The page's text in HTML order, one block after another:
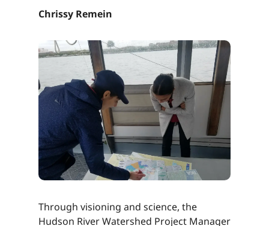
Chrissy Remein​​​​‌ ‍ ​‍​‍‌‍ ‌ ​‍‌‍‍‌‌‍‌ ‌‍‍‌‌‍ ‍​‍​‍​ ‍‍​‍​‍‌ ​ ‌‍​‌‌‍ ‍‌‍‍‌‌ ‌​‌ ‍‌​‍ ‍‌‍‍‌‌‍ ​‍​‍​‍ ​​‍​‍‌‍‍​‌ ​‍‌‍‌‌‌‍‌‍​‍​‍​ ‍‍​‍​‍‌‍‍​‌ ‌​‌ ‌​‌ ​​‌ ​ ​ ‍‍​‍ ​‍ ‌‍​ ‌‍ ‌‌ ​ ​‍ ‍‌‍ ‌‌‍​‌‌‍‍‌‌‍ ‍​‍ ‍​ ​‍​ ​​​ ​‍​ ‌​‌ ​‍‌‍‌‌‌‍‌​‌‍‌‌‌ ​ ‌‍‍‌‌‍‌ ‌‍ ‍​‍ ‍‌ ​‍‌‍‍‌‌ ‌‍‌‍‌‌‌ ​‍‌‍‍ ‌‍‌‌‌‍‌‌‌ ​​‌‍‌‌‌ ​‍​‍ ‍‌‍ ‌ ​‍‌‍‌ ​‍ ‌‍‍‌‌‍ ‍‌ ‌​‌‍‌‌‌‍ ‍‌ ‌​​‍ ‌‍‌‌‌‍‌​‌‍‍‌‌ ‌​​‍ ‌‍ ‌‌‍ ‌‍‌​‌‍‌‌​ ‌‌ ​​‌ ​‍‌‍‌‌‌ ​ ‌‍‌‌‌‍ ‍‌ ‌​‌‍​‌‌ ‌​‌‍‍‌‌‍ ‌‍ ‍​ ‍ ‌‍‍‌‌‍‌​​ ‌‌‍‌‍‌‍‌‌​ ‌​​ ​ ‌‍​‌​ ‍‌​ ‌ ​ ‌‍​‍ ‌​ ‍​​ ​ ​ ‍​​ ‍​​‍ ‌​ ‌​‌‍​‌​ ​‌​ ‌ ​‍ ‌‌‍​‍​ ‌ ‌‍​ ​ ​​​‍ ‌​ ‌​​ ‌‌​ ‌ ​ ‌​​ ​‍​ ‌‌​ ‍‌​ ​‌​ ​ ​ ‌‍​ ​ ‌‍​‌​ ‍ ‌ ‌​‌ ‍‌‌ ​​‌‍‌‌​ ‌‌‍​‌‌ ​‍‌ ‌​‌‍‍‌‌‍​ ‌‍ ​‌‍‌‌​ ‍ ‌ ​​‌‍​‌‌ ‌​‌‍‍​​ ‌‌‍​ ‌‍ ‌‍ ‍‌ ‌​‌‍‌‌‌‍ ‍‌ ‌​​‍‌‌​ ‌‌‌​​‍‌‌ ‌‍‍ ‌‍‌‌‌ ‍‌​‍‌‌​ ​ ‌​‌​​‍‌‌​ ​ ‌​‌​​‍‌‌​ ​‍​ ​‍‌‍​‍​ ​​‌‍‌‍​ ‍‌​ ‌​​ ​‍​ ‍​​ ​ ​ ​‌​ ‌‍​ ‍​​ ‌‍​‍‌‌​ ​‍​ ​‍​‍‌‌​ ‌‌‌​‌​​‍ ‍‌‍​ ‌‍‍​‌‍‍‌‌‍ ​‌‍‌​‌ ​‍‌‍‌‌‌‍ ‍​‍‌‌​ ‌‌‌​​‍‌‌ ‌‍‍ ‌‍‌‌‌ ‍‌​‍‌‌​ ​ ‌​‌​​‍‌‌​ ​ ‌​‌​​‍‌‌​ ​‍​ ​‍‌‍​‍​ ​​‌‍‌‍​ ‍‌​ ‌​​ ​‍​ ‍​​ ​ ​ ​‌​ ‌‍​ ‍​​ ‌‍​ ​​​‍‌‌​ ​‍​ ​‍​‍‌‌​ ‌‌‌​‌​​‍ ‍‌ ‌​‌‍‌‌‌ ‍​‌ ‌​​ ‌‍​‍‌‍​‌‌ ​ ‌‍‌‌‌‌‌‌‌ ​‍‌‍ ​​ ‌‌‍‍​‌ ‌​‌ ‌​‌ ​​‌ ​ ​‍‌‌​ ​ ‌​​‌​‍‌‌​ ​‍‌​‌‍​‍‌‌​ ​‍‌​‌‍‌‍​ ‌‍ ‌‌ ​ ​‍ ‍‌‍ ‌‌‍​‌‌‍‍‌‌‍ ‍​‍ ‍​ ​‍​ ​​​ ​‍​ ‌​‌ ​‍‌‍‌‌‌‍‌​‌‍‌‌‌ ​ ‌‍‍‌‌‍‌ ‌‍ ‍​‍ ‍‌ ​‍‌‍‍‌‌ ‌‍‌‍‌‌‌ ​‍‌‍‍ ‌‍‌‌‌‍‌‌‌ ​​‌‍‌‌‌ ​‍​‍ ‍‌‍ ‌ ​‍‌‍‌ ​‍‌‍‌‍‍‌‌‍‌​​ ‌‌‍‌‍‌‍‌‌​ ‌​​ ​ ‌‍​‌​ ‍‌​ ‌ ​ ‌‍​‍ ‌​ ‍​​ ​ ​ ‍​​ ‍​​‍ ‌​ ‌​‌‍​‌​ ​‌​ ‌ ​‍ ‌‌‍​‍​ ‌ ‌‍​ ​ ​​​‍ ‌​ ‌​​ ‌‌​ ‌ ​ ‌​​ ​‍​ ‌‌​ ‍‌​ ​‌​ ​ ​ ‌‍​ ​ ‌‍​‌​‍‌‍‌ ‌​‌ ‍‌‌ ​​‌‍‌‌​ ‌‌‍​‌‌ ​‍‌ ‌​‌‍‍‌‌‍​ ‌‍ ​‌‍‌‌​‍‌‍‌ ​​‌‍​‌‌ ‌​‌‍‍​​ ‌‌‍​ ‌‍ ‌‍ ‍‌ ‌​‌‍‌‌‌‍ ‍‌ ‌​​‍‌‌​ ‌‌‌​​‍‌‌ ‌‍‍ ‌‍‌‌‌ ‍‌​‍‌‌​ ​ ‌​‌​​‍‌‌​ ​ ‌​‌​​‍‌‌​ ​‍​ ​‍‌‍​‍​ ​​‌‍‌‍​ ‍‌​ ‌​​ ​‍​ ‍​​ ​ ​ ​‌​ ‌‍​ ‍​​ ‌‍​‍‌‌​ ​‍​ ​‍​‍‌‌​ ‌‌‌​‌​​‍ ‍‌‍​ ‌‍‍​‌‍‍‌‌‍ ​‌‍‌​‌ ​‍‌‍‌‌‌‍ ‍​‍‌‌​ ‌‌‌​​‍‌‌ ‌‍‍ ‌‍‌‌‌ ‍‌​‍‌‌​ ​ ‌​‌​​‍‌‌​ ​ ‌​‌​​‍‌‌​ ​‍​ ​‍‌‍​‍​ ​​‌‍‌‍​ ‍‌​ ‌​​ ​‍​ ‍​​ ​ ​ ​‌​ ‌‍​ ‍​​ ‌‍​ ​​​‍‌‌​ ​‍​ ​‍​‍‌‌​ ‌‌‌​‌​​‍ ‍‌ ‌​‌‍‌‌‌ ‍​‌ ‌​​‍‌‍‌ ​​‌‍‌‌‌ ​‍‌ ​ ‌ ​​‌‍‌‌‌‍​ ‌ ‌​‌‍‍‌‌ ‌‍‌‍‌‌​ ‌‌ ​​‌ ‌‌‌‍​‍‌‍ ​‌‍‍‌‌ ​ ‌‍‍​‌‍‌‌‌‍‌​​‍​‍‌ ‌
Through visioning and science, the
Hudson River Watershed Project Manager